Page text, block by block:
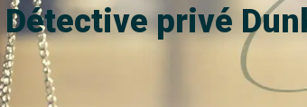
Détective privé